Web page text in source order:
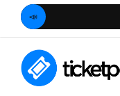
Saltar
contenido
📣